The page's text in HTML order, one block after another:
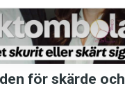
för skärde och